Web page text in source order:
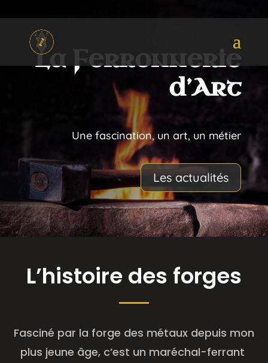
La Ferronnerie
d’Art
Une fascination, un art, un métier
Les actualités
L’histoire des forges
Fasciné par la forge des métaux depuis mon
plus jeune âge, c’est un maréchal-ferrant